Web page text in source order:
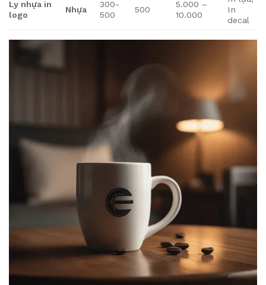
Ly nhựa in
logo
Nhựa
300-
500
500
5.000 –
10.000
In
decal